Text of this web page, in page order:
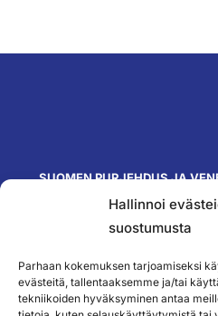
Hallinnoi
suostumusta
Parhaan kokemuksen tarjoamiseksi
evästeitä, tallentaaksemme ja/tai
tekniikoiden hyväksyminen antaa
SUOMEN PURJEHDUS JA
Olympiastadion
Paavo Nurmen tie 1
Yhteystiedot
SEURAA MEITÄ